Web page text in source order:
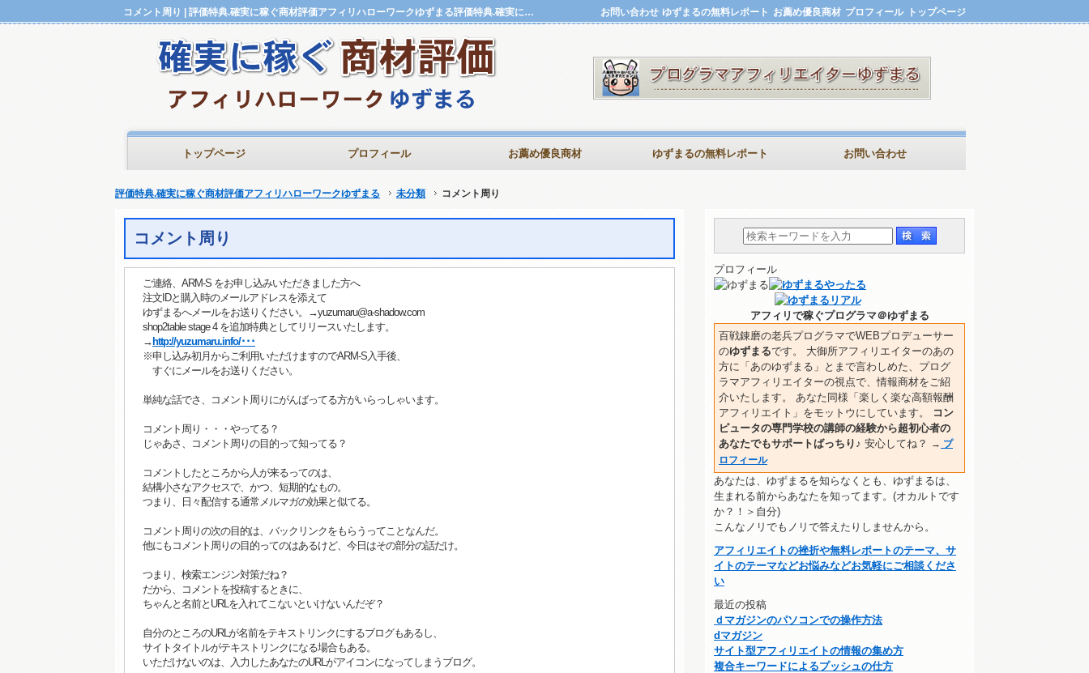
コメント周り | 評価特典.確実に稼ぐ商材評価アフィリハローワークゆずまる評価特典.確実に稼ぐ商材評価アフィリハローワークゆずまる トップページ
プロフィール
お薦め優良商材
ゆずまるの無料レポート
お問い合わせ
トップページ プロフィール お薦め優良商材 ゆずまるの無料レポート お問い合わせ
評価特典.確実に稼ぐ商材評価アフィリハローワークゆずまる 未分類 コメント周り
コメント周り
ご連絡、ARM-S をお申し込みいただきました方へ
注文IDと購入時のメールアドレスを添えて
ゆずまるへメールをお送りください。→yuzumaru@a-shadow.com
shop2table stage 4 を追加特典としてリリースいたします。
→ http://yuzumaru.info/･･･
※申し込み初月からご利用いただけますのでARM-S入手後、
すぐにメールをお送りください。
単純な話でさ、コメント周りにがんばってる方がいらっしゃいます。
コメント周り・・・やってる？
じゃあさ、コメント周りの目的って知ってる？
コメントしたところから人が来るってのは、
結構小さなアクセスで、かつ、短期的なもの。
つまり、日々配信する通常メルマガの効果と似てる。
コメント周りの次の目的は、バックリンクをもらうってことなんだ。
他にもコメント周りの目的ってのはあるけど、今日はその部分の話だけ。
つまり、検索エンジン対策だね？
だから、コメントを投稿するときに、
ちゃんと名前とURLを入れてこないといけないんだぞ？
自分のところのURLが名前をテキストリンクにするブログもあるし、
サイトタイトルがテキストリンクになる場合もある。
いただけないのは、入力したあなたのURLがアイコンになってしまうブログ。
プロフィール
アフィリで稼ぐプログラマ＠ゆずまる
百戦錬磨の老兵プログラマでWEBプロデューサー
のゆずまるです。 大御所アフィリエイターのあの
方に「あのゆずまる」とまで言わしめた、プログ
ラマアフィリエイターの視点で、情報商材をご紹
介いたします。 あなた同様「楽しく楽な高額報酬
アフィリエイト」をモットウにしています。
コン
ピュータの専門学校の講師の経験から超初心者の
あなたでもサポートばっちり♪ 安心してね？ → プ
ロフィール
あなたは、ゆずまるを知らなくとも、ゆずまるは、
生まれる前からあなたを知ってます。(オカルトです
か？！＞自分)
こんなノリでもノリで答えたりしませんから。
アフィリエイトの挫折や無料レポートのテーマ、サ
イトのテーマなどお悩みなどお気軽にご相談くださ
い
最近の投稿
ｄマガジンのパソコンでの操作方法
dマガジン
サイト型アフィリエイトの情報の集め方
複合キーワードによるプッシュの仕方